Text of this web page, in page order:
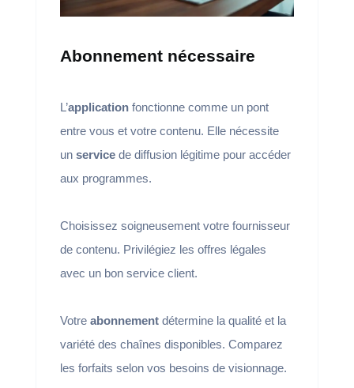
Abonnement nécessaire
L’applicationfonctionne comme un pont
entre vous et votre contenu. Elle nécessite
un servicede diffusion légitime pour accéder
aux programmes.
Choisissez soigneusement votre fournisseur
de contenu. Privilégiez les offres légales
avec un bon service client.
Votre abonnementdétermine la qualité et la
variété des chaînes disponibles. Comparez
les forfaits selon vos besoins de visionnage.